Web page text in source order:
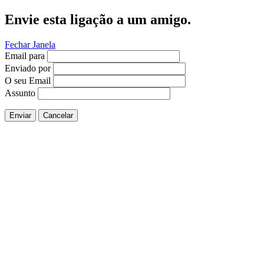
Envie esta ligação a um amigo.
Fechar Janela
Email para
Enviado por
O seu Email
Assunto
Enviar Cancelar